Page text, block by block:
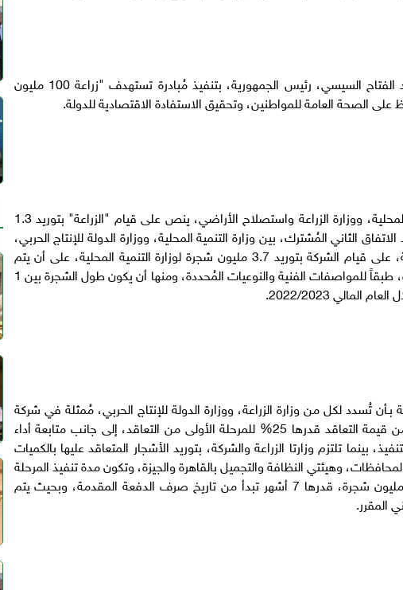
جاء ذلك الاتفاق في ضوء توجيهات الرئيس عبد الفتاح السيسي، رئيس الجمهورية، بتنفيذ مُبادرة تستهدف "زراعة 100 مليون
الصحة العامة للمواطنين، وتحقيق الاستفادة الاقتصادية للدولة.
وعقد الاتفاق الأول المُشترك بين وزارة التنمية المحلية، ووزارة الزراعة واستصلاح الأراضي، ينص على قيام "الزراعة" بتوريد 1.3
الثاني المُشترك، بين وزارة التنمية المحلية، ووزارة الدولة للإنتاج الحربي،
مُمثلة في شركة "المعصرة" للصناعات الهندسية، على قيام الشركة بتوريد 3.7 مليون شجرة لوزارة التنمية المحلية، على أن يتم
التوريد في العقدين للأماكن المحددة بالمحافظات، طبقاً للمواصفات الفنية والنوعيات المُحددة، ومنها أن يكون طول الشجرة بين 1
تُسدد لكل من وزارة الزراعة، ووزارة الدولة للإنتاج الحربي، مُمثلة في شركة
"المعصرة" للصناعات الهندسية، دُفعة مقدمة من قيمة التعاقد قدرها 25% للمرحلة الأولى من التعاقد، إلى جانب متابعة أداء
بينما تلتزم وزارتا الزراعة والشركة، بتوريد الأشجار المتعاقد عليها بالكميات
وهيئتي النظافة والتجميل بالقاهرة والجيزة، وتكون مدة تنفيذ المرحلة
الأولى لتوريد الـ 1.3 مليون شجرة، وكذا الـ 3.7 مليون شجرة، قدرها 7 أشهر تبدأ من تاريخ صرف الدفعة المقدمة، وبحيث يتم
المقرر.